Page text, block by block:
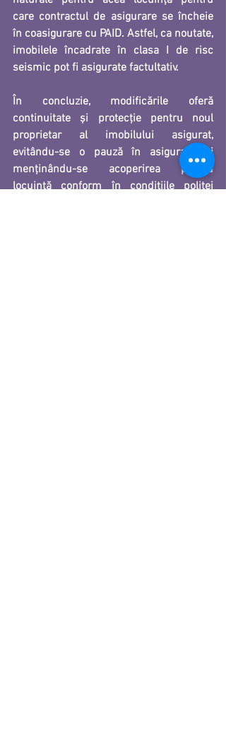
care contractul de asigurare se încheie
în coasigurare cu PAID. Astfel, ca noutate,
imobilele încadrate în clasa I de risc
seismic pot fi asigurate factultativ.
În concluzie, modificările oferă
continuitate și protecție pentru noul
proprietar al imobilului asigurat,
evitându-se o pauză în asigurare și
menținându-se acoperirea pentru
locuință conform în condițiile poliței